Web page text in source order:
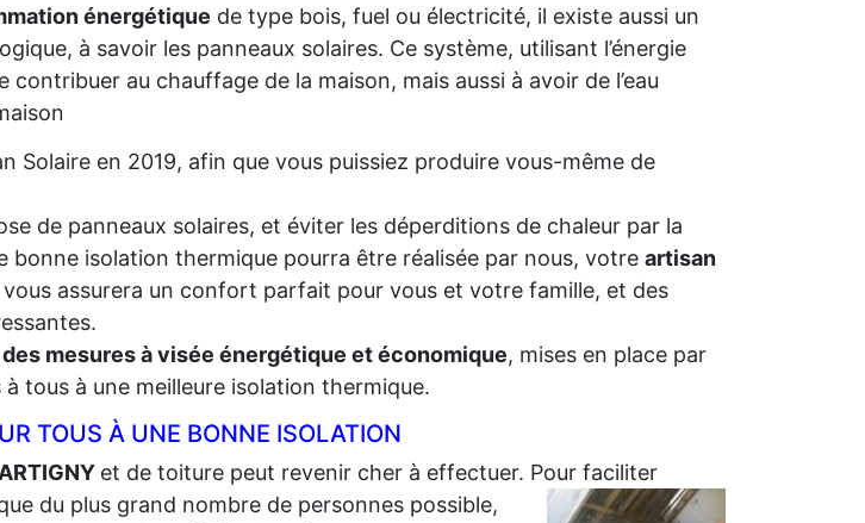
énergétique de type bois, fuel ou électricité, il existe aussi un
à savoir les panneaux solaires. Ce système, utilisant l’énergie
au chauffage de la maison, mais aussi à avoir de l’eau
Solaire en 2019, afin que vous puissiez produire vous-même de
de panneaux solaires, et éviter les déperditions de chaleur par la
bonne isolation thermique pourra être réalisée par nous, votre artisan
vous assurera un confort parfait pour vous et votre famille, et des
mesures à visée énergétique et économique, mises en place par
à tous à une meilleure isolation thermique.
TOUS À UNE BONNE ISOLATION
et de toiture peut revenir cher à effectuer. Pour faciliter
du plus grand nombre de personnes possible,